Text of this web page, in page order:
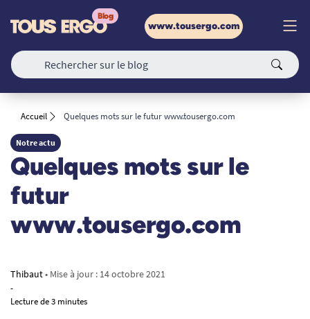
www.tousergo.com
Accueil Quelques mots sur le futur www.tousergo.com
Notre actu
Quelques mots sur le
futur
www.tousergo.com
Thibaut• Mise à jour : 14 octobre 2021
-
Lecture de 3 minutes